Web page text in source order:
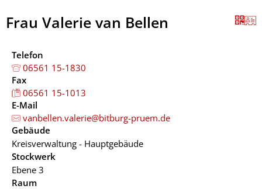
Frau Valerie van Bellen
Telefon
06561 15-1830
Fax
06561 15-1013
E-Mail
vanbellen.valerie@bitburg-pruem.de
Gebäude
Kreisverwaltung - Hauptgebäude
Stockwerk
Ebene 3
Raum